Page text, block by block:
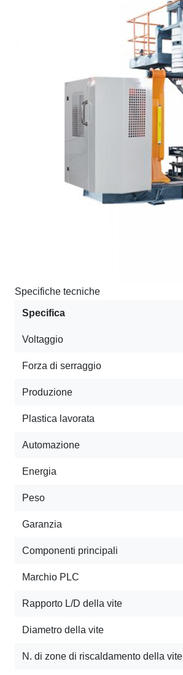
Specifiche tecniche
Specifica
Voltaggio
Forza di serraggio
Produzione
Plastica lavorata
Automazione
Energia
Peso
Garanzia
Componenti principali
Marchio PLC
Rapporto L/D della vite
Diametro della vite
N. di zone di riscaldamento della vite